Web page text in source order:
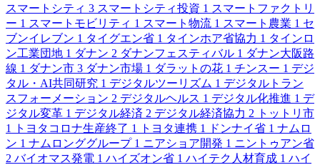
スマートシティ 3 スマートシティ投資 1 スマートファクトリ
ー 1 スマートモビリティ 1 スマート物流 1 スマート農業 1 セ
ブンイレブン 1 タイグエン省 1 タインホア省協力 1 タインロ
ン工業団地 1 ダナン 2 ダナンフェスティバル 1 ダナン大阪路
線 1 ダナン市 3 ダナン市場 1 ダラットの花 1 チンスー 1 デジ
タル・AI共同研究 1 デジタルツーリズム 1 デジタルトラン
スフォーメーション 2 デジタルヘルス 1 デジタル化推進 1 デ
ジタル変革 1 デジタル経済 2 デジタル経済協力 2
トットリ市
1
トヨタコロナ生産終了 1 トヨタ連携 1 ドンナイ省 1 ナムロ
ン 1 ナムロンググループ 1 ニアショア開発 1 ニントゥアン省
2 バイオマス発電 1 ハイズオン省 1 ハイテク人材育成 1 ハイ